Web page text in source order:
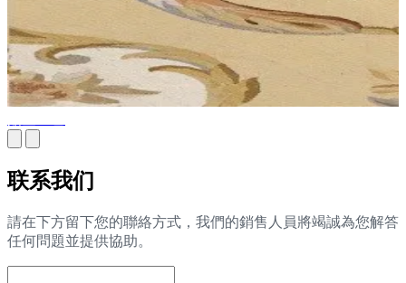
联系我们
請在下方留下您的聯絡方式，我們的銷售人員將竭誠為您解答
任何問題並提供協助。